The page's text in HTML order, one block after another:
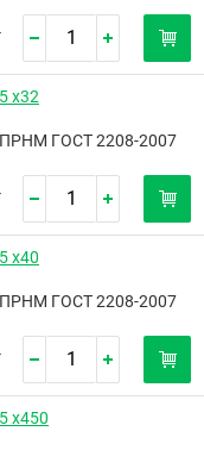
х32
ГОСТ 2208-2007
х40
ГОСТ 2208-2007
х450